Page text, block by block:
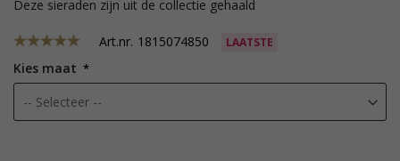
Deze sieraden zijn uit de collectie gehaald
Art.nr. 1815074850 LAATSTE
Kies maat